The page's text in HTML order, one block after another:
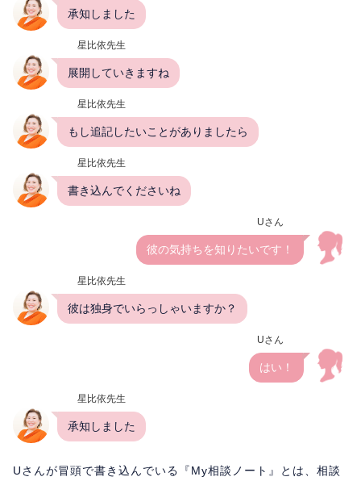
承知しました
星比依先生
展開していきますね
星比依先生
もし追記したいことがありましたら
星比依先生
書き込んでくださいね
Uさん
彼の気持ちを知りたいです！
星比依先生
彼は独身でいらっしゃいますか？
Uさん
はい！
星比依先生
承知しました
Uさんが冒頭で書き込んでいる『My相談ノート』とは、相談